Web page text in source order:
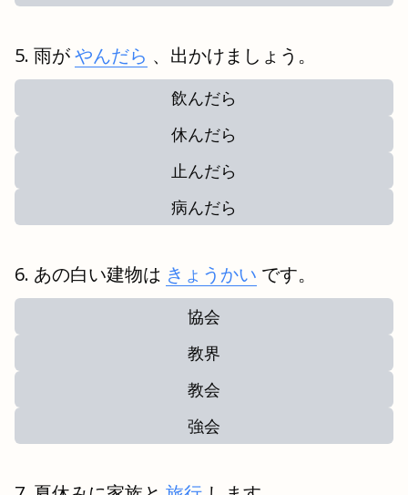
雨がやんだら 、出かけましょう。
飲んだら
休んだら
止んだら
病んだら
あの白い建物は きょうかい です。
協会
教界
教会
強会